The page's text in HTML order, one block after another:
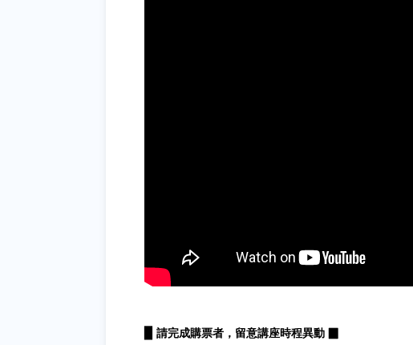
▉ 請完成購票者，留意講座時程異動 ▉